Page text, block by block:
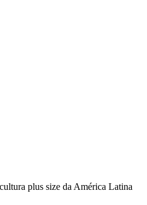
plus size da América Latina